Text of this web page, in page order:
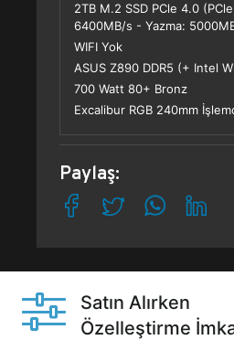
2TB M.2 SSD PCle 4.0
6400MB/s - Yazma:
WIFI Yok
ASUS Z890 DDR5 (+ Intel
700 Watt 80+ Bronz
Excalibur RGB 240mm
Paylaş:
Satın Alırken
Özelleştirme